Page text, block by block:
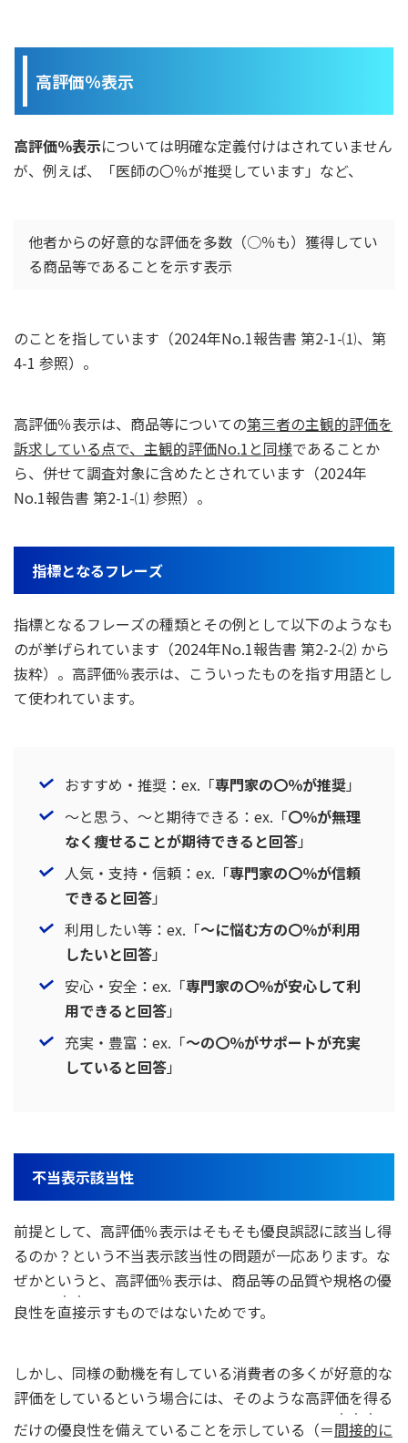
高評価％表示
高評価％表示については明確な定義付けはされていません
が、例えば、「医師の〇％が推奨しています」など、
他者からの好意的な評価を多数（○％も）獲得してい
る商品等であることを示す表示
のことを指しています（2024年No.1報告書 第2-1-⑴、第
4-1 参照）。
高評価％表示は、商品等についての第三者の主観的評価を
訴求している点で、主観的評価No.1と同様であることか
ら、併せて調査対象に含めたとされています（2024年
No.1報告書 第2-1-⑴ 参照）。
指標となるフレーズ
指標となるフレーズの種類とその例として以下のようなも
のが挙げられています（2024年No.1報告書 第2-2-⑵ から
抜粋）。高評価％表示は、こういったものを指す用語とし
て使われています。
おすすめ・推奨：ex.「専門家の〇％が推奨」
～と思う、～と期待できる：ex.「〇％が無理
なく痩せることが期待できると回答」
人気・支持・信頼：ex.「専門家の〇％が信頼
できると回答」
利用したい等：ex.「～に悩む方の〇％が利用
したいと回答」
安心・安全：ex.「専門家の〇％が安心して利
用できると回答」
充実・豊富：ex.「～の〇％がサポートが充実
していると回答」
不当表示該当性
前提として、高評価％表示はそもそも優良誤認に該当し得
るのか？という不当表示該当性の問題が一応あります。な
ぜかというと、高評価％表示は、商品等の品質や規格の優
良性を直接
・・
示すものではないためです。
しかし、同様の動機を有している消費者の多くが好意的な
評価をしているという場合には、そのような高評価を得る
だけの優良性を備えていることを示している（＝間接的
・・・
に